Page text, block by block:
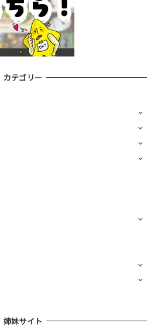
カテゴリー
姉妹サイト